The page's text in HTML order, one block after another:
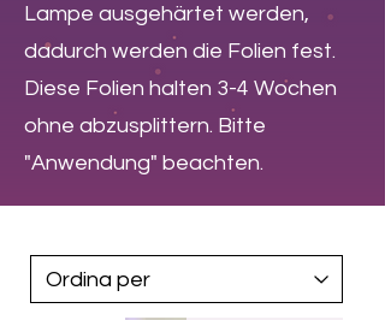
Lampe ausgehärtet werden,
dadurch werden die Folien fest.
Diese Folien halten 3-4 Wochen
ohne abzusplittern. Bitte
"Anwendung" beachten.